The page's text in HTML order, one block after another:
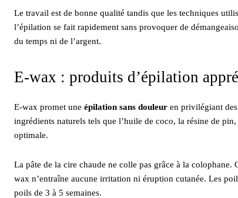
Le travail est de bonne qualité tandis que les techniques
l’épilation se fait rapidement sans provoquer de
du temps ni de l’argent.
E-wax : produits d’épilation
E-wax promet une épilation sans douleur en privilégiant
ingrédients naturels tels que l’huile de coco, la résine de
optimale.
La pâte de la cire chaude ne colle pas grâce à la colophane.
wax n’entraîne aucune irritation ni éruption cutanée. Les
poils de 3 à 5 semaines.